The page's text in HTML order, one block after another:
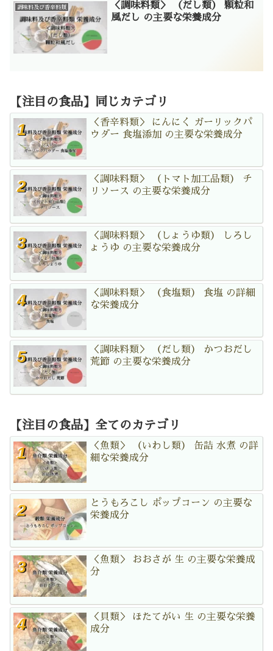
調味料及び香辛料類
＜調味料類＞ （だし類） 顆粒和
風だし の主要な栄養成分
【注目の食品】同じカテゴリ
＜香辛料類＞ にんにく ガーリックパ
ウダー 食塩添加 の主要な栄養成分
＜調味料類＞ （トマト加工品類） チ
リソース の主要な栄養成分
＜調味料類＞ （しょうゆ類） しろし
ょうゆ の主要な栄養成分
＜調味料類＞ （食塩類） 食塩 の詳細
な栄養成分
＜調味料類＞ （だし類） かつおだし
荒節 の主要な栄養成分
【注目の食品】全てのカテゴリ
＜魚類＞ （いわし類） 缶詰 水煮 の詳
細な栄養成分
とうもろこし ポップコーン の主要な
栄養成分
＜魚類＞ おおさが 生 の主要な栄養成
分
＜貝類＞ ほたてがい 生 の主要な栄養
成分